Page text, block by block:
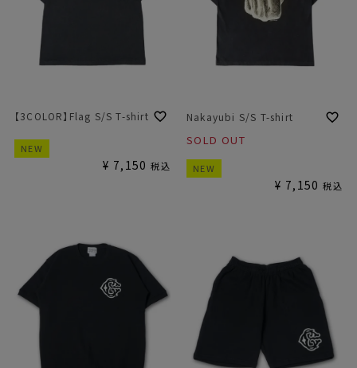
【3COLOR】Flag S/S T-shirt
NEW
¥ 7,150 税込
Nakayubi S/S T-shirt
SOLD OUT
NEW
¥ 7,150 税込